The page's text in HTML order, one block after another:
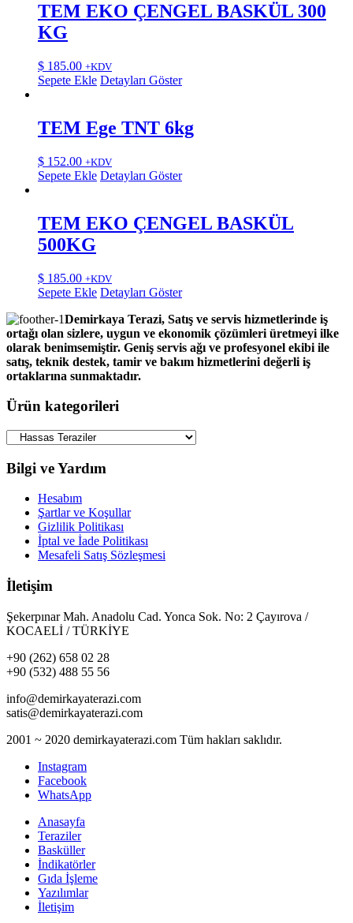
TEM EKO ÇENGEL BASKÜL 300
KG
$ 185.00 +KDV
Sepete Ekle Detayları Göster
TEM Ege TNT 6kg
$ 152.00 +KDV
Sepete Ekle Detayları Göster
TEM EKO ÇENGEL BASKÜL
500KG
$ 185.00 +KDV
Sepete Ekle Detayları Göster
Demirkaya Terazi, Satış ve servis hizmetlerinde iş
ortağı olan sizlere, uygun ve ekonomik çözümleri üretmeyi ilke
olarak benimsemiştir. Geniş servis ağı ve profesyonel ekibi ile
satış, teknik destek, tamir ve bakım hizmetlerini değerli iş
ortaklarına sunmaktadır.
Ürün kategorileri
Bilgi ve Yardım
Hesabım
Şartlar ve Koşullar
Gizlilik Politikası
İptal ve İade Politikası
Mesafeli Satış Sözleşmesi
İletişim
Şekerpınar Mah. Anadolu Cad. Yonca Sok. No: 2 Çayırova /
KOCAELİ / TÜRKİYE
+90 (262) 658 02 28
+90 (532) 488 55 56
info@demirkayaterazi.com
satis@demirkayaterazi.com
2001 ~ 2020 demirkayaterazi.com Tüm hakları saklıdır.
Instagram
Facebook
WhatsApp
Anasayfa
Teraziler
Basküller
İndikatörler
Gıda İşleme
Yazılımlar
İletişim